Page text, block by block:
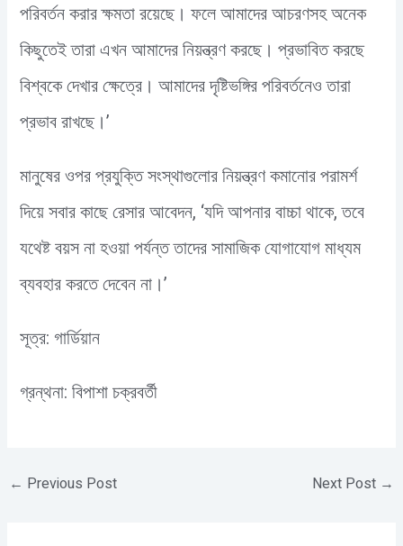
পরিবর্তন করার ক্ষমতা রয়েছে। ফলে আমাদের আচরণসহ অনেক
কিছুতেই তারা এখন আমাদের নিয়ন্ত্রণ করছে। প্রভাবিত করছে
বিশ্বকে দেখার ক্ষেত্রে। আমাদের দৃষ্টিভঙ্গির পরিবর্তনেও তারা
প্রভাব রাখছে।’
মানুষের ওপর প্রযুক্তি সংস্থাগুলোর নিয়ন্ত্রণ কমানোর পরামর্শ
দিয়ে সবার কাছে রেসার আবেদন, ‘যদি আপনার বাচ্চা থাকে, তবে
যথেষ্ট বয়স না হওয়া পর্যন্ত তাদের সামাজিক যোগাযোগ মাধ্যম
ব্যবহার করতে দেবেন না।’
সূত্র: গার্ডিয়ান
গ্রন্থনা: বিপাশা চক্রবর্তী
← Previous Post Next Post →